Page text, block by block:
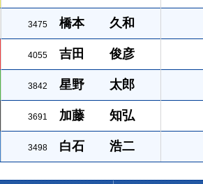
3475 橋本 久和
4055 吉田 俊彦
3842 星野 太郎
3691 加藤 知弘
3498 白石 浩二